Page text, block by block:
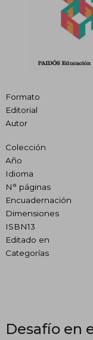
Formato
Editorial
Autor
Colección
Año
Idioma
N° páginas
Encuadernación
Dimensiones
ISBN13
Editado en
Categorías
Desafío en